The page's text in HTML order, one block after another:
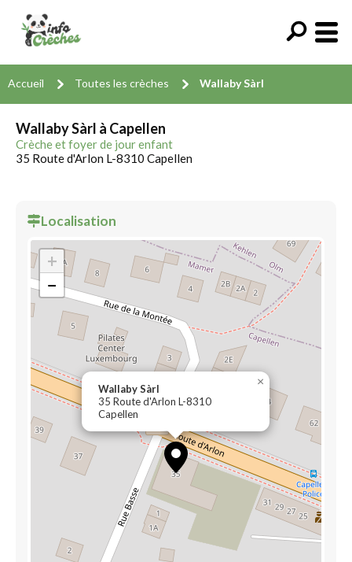
Accueil Toutes les crèches Wallaby Sàrl
Wallaby Sàrl à Capellen
Crèche et foyer de jour enfant
35 Route d'Arlon L-8310 Capellen
Localisation
Wallaby Sàrl
35 Route d'Arlon L-8310
Capellen
×
+
−